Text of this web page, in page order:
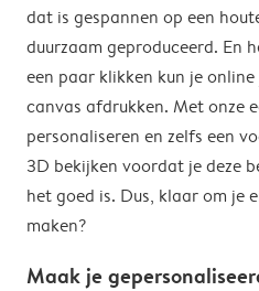
dat is gespannen op een
duurzaam geproduceerd. En
een paar klikken kun je
canvas afdrukken. Met onze
personaliseren en zelfs een
3D bekijken voordat je deze
het goed is. Dus, klaar om je
maken?
Maak je